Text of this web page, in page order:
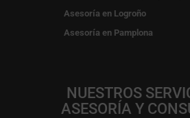
Asesoría en Logroño
Asesoría en Pamplona
NUESTROS
ASESORÍA Y